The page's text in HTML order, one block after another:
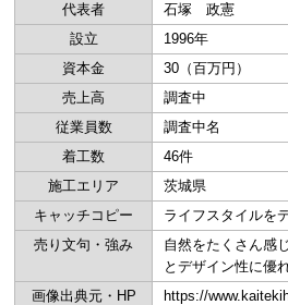
代表者
石塚 政憲
設立
1996年
資本金
30（百万円）
売上高
調査中
従業員数
調査中名
着工数
46件
施工エリア
茨城県
キャッチコピー
ライフスタイルを
売り文句・強み
自然をたくさん感
とデザイン性に優
画像出典元・HP
https://